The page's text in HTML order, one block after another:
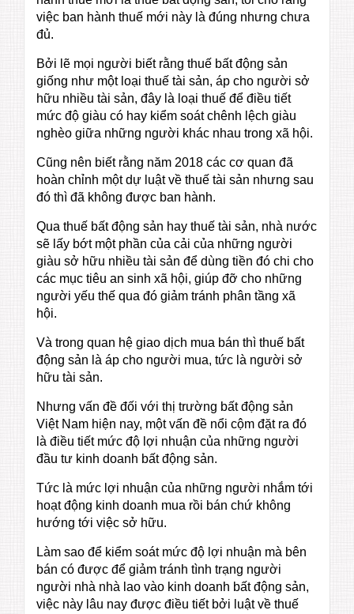
việc ban hành thuế mới này là đúng nhưng chưa
đủ.
Bởi lẽ mọi người biết rằng thuế bất động sản
giống như một loại thuế tài sản, áp cho người sở
hữu nhiều tài sản, đây là loại thuế để điều tiết
mức độ giàu có hay kiểm soát chênh lệch giàu
nghèo giữa những người khác nhau trong xã hội.
Cũng nên biết rằng năm 2018 các cơ quan đã
hoàn chỉnh một dự luật về thuế tài sản nhưng sau
đó thì đã không được ban hành.
Qua thuế bất động sản hay thuế tài sản, nhà nước
sẽ lấy bớt một phần của cải của những người
giàu sở hữu nhiều tài sản để dùng tiền đó chi cho
các mục tiêu an sinh xã hội, giúp đỡ cho những
người yếu thế qua đó giảm tránh phân tầng xã
hội.
Và trong quan hệ giao dịch mua bán thì thuế bất
động sản là áp cho người mua, tức là người sở
hữu tài sản.
Nhưng vấn đề đối với thị trường bất động sản
Việt Nam hiện nay, một vấn đề nổi cộm đặt ra đó
là điều tiết mức độ lợi nhuận của những người
đầu tư kinh doanh bất động sản.
Tức là mức lợi nhuận của những người nhắm tới
hoạt động kinh doanh mua rồi bán chứ không
hướng tới việc sở hữu.
Làm sao để kiểm soát mức độ lợi nhuận mà bên
bán có được để giảm tránh tình trạng người
người nhà nhà lao vào kinh doanh bất động sản,
việc này lâu nay được điều tiết bởi luật về thuế